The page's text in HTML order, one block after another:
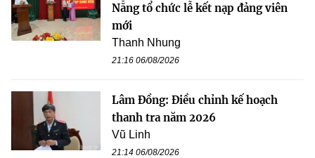
Nẵng tổ chức lễ kết nạp đảng viên
mới
Thanh Nhung
21:16 06/08/2026
Lâm Đồng: Điều chỉnh kế hoạch
thanh tra năm 2026
Vũ Linh
21:14 06/08/2026